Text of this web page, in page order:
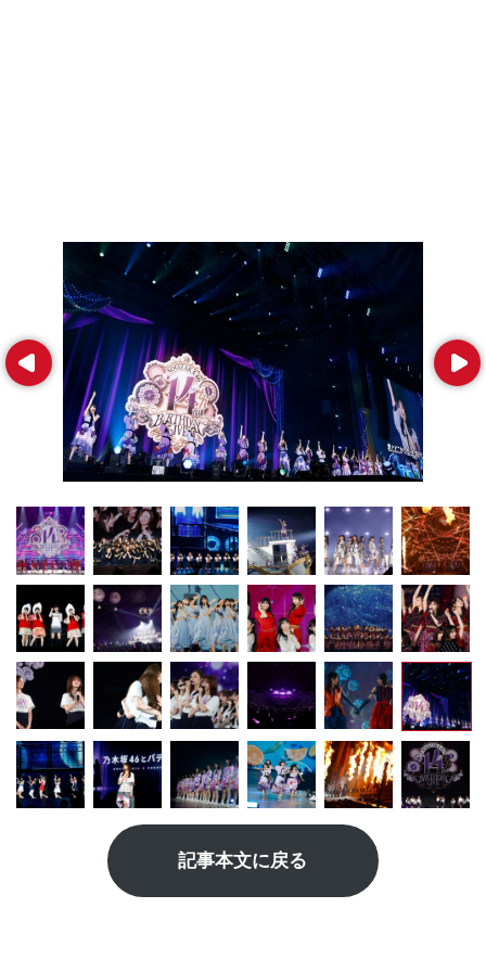
Prev Next
記事本文に戻る